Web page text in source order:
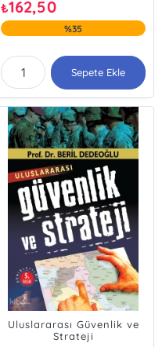
₺162,50
%35
Sepete Ekle
Uluslararası Güvenlik ve
Strateji